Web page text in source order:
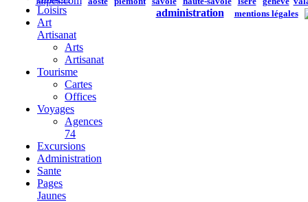
administration mentions légales
Loisirs
Art
Artisanat
Arts
Artisanat
Tourisme
Cartes
Offices
Voyages
Agences
74
Excursions
Administration
Sante
Pages
Jaunes